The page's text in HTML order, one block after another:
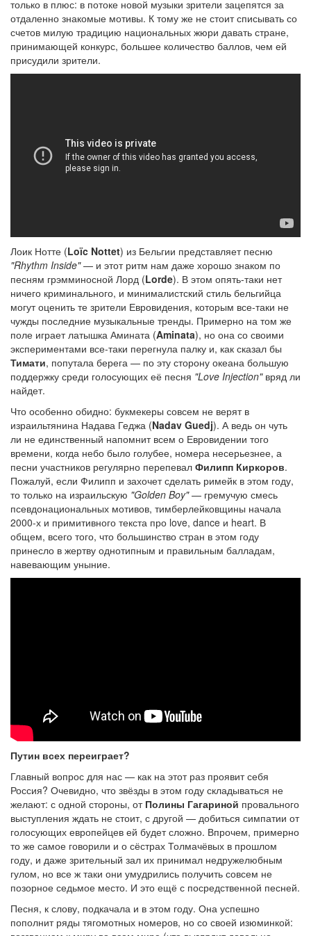
только в плюс: в потоке новой музыки зрители зацепятся за
отдаленно знакомые мотивы. К тому же не стоит списывать со
счетов милую традицию национальных жюри давать стране,
принимающей конкурс, большее количество баллов, чем ей
присудили зрители.
Лоик Нотте (Loïc Nottet) из Бельгии представляет песню
"Rhythm Inside"— и этот ритм нам даже хорошо знаком по
песням грэмминосной Лорд (Lorde). В этом опять-таки нет
ничего криминального, и минималистский стиль бельгийца
могут оценить те зрители Евровидения, которым все-таки не
чужды последние музыкальные тренды. Примерно на том же
поле играет латышка Амината (Aminata), но она со своими
экспериментами все-таки перегнула палку и, как сказал бы
Тимати, попутала берега — по эту сторону океана большую
поддержку среди голосующих её песня "Love Injection"вряд ли
найдет.
Что особенно обидно: букмекеры совсем не верят в
израильтянина Надава Геджа (Nadav Guedj). А ведь он чуть
ли не единственный напомнит всем о Евровидении того
времени, когда небо было голубее, номера несерьезнее, а
песни участников регулярно перепевал Филипп Киркоров.
Пожалуй, если Филипп и захочет сделать римейк в этом году,
то только на израильскую "Golden Boy"— гремучую смесь
псевдонациональных мотивов, тимберлейковщины начала
2000-х и примитивного текста про love, dance и heart. В
общем, всего того, что большинство стран в этом году
принесло в жертву однотипным и правильным балладам,
навевающим уныние.
Путин всех переиграет?
Главный вопрос для нас — как на этот раз проявит себя
Россия? Очевидно, что звёзды в этом году складываться не
желают: с одной стороны, от Полины Гагариной провального
выступления ждать не стоит, с другой — добиться симпатии от
голосующих европейцев ей будет сложно. Впрочем, примерно
то же самое говорили и о сёстрах Толмачёвых в прошлом
году, и даже зрительный зал их принимал недружелюбным
гулом, но все ж таки они умудрились получить совсем не
позорное седьмое место. И это ещё с посредственной песней.
Песня, к слову, подкачала и в этом году. Она успешно
пополнит ряды тягомотных номеров, но со своей изюминкой: